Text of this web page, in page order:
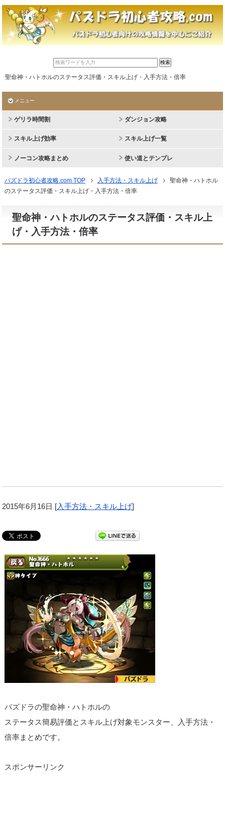
聖命神・ハトホルのステータス評価・スキル上げ・入手方法・倍率
メニュー
ゲリラ時間割 ダンジョン攻略
スキル上げ効率 スキル上げ一覧
ノーコン攻略まとめ 使い道とテンプレ
パズドラ初心者攻略.com TOP 入手方法・スキル上げ
聖命神・ハトホル
のステータス評価・スキル上げ・入手方法・倍率
聖命神・ハトホルのステータス評価・スキル上
げ・入手方法・倍率
2015年6月16日 [入手方法・スキル上げ]
パズドラの聖命神・ハトホルの
ステータス簡易評価とスキル上げ対象モンスター、入手方法・
倍率まとめです。
スポンサーリンク